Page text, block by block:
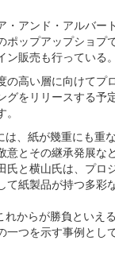
・アンド・アルバー
ポップアップショプ
販売も行っている。
の高い層に向けてプ
グをリリースする予
は、紙が幾重にも重
意とその継承発展な
氏と横山氏は、プロ
て紙製品が持つ多彩
からが勝負といえ
一つを示す事例とし